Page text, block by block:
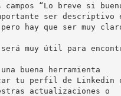
“Lo breve si
ser descriptivo
hay que ser muy
muy útil para
buena herramienta
tu perfil de Linkedin o
actualizaciones o